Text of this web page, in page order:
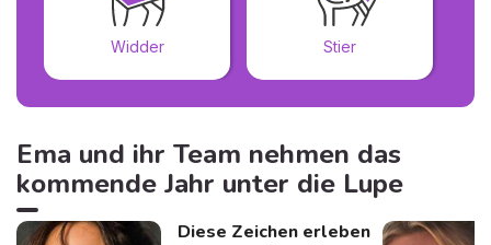
Widder Stier
Ema und ihr Team nehmen das
kommende Jahr unter die Lupe
Diese Zeichen erleben